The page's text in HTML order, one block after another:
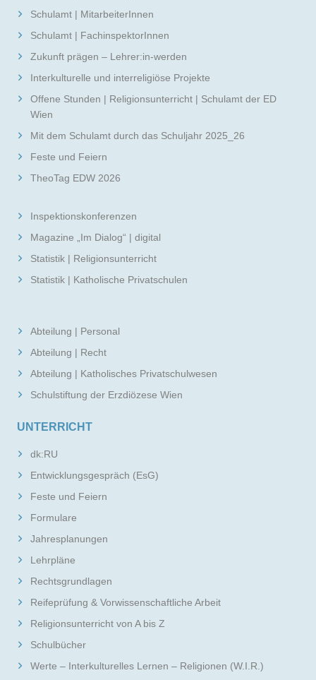
Schulamt | MitarbeiterInnen
Schulamt | FachinspektorInnen
Zukunft prägen – Lehrer:in-werden
Interkulturelle und interreligiöse Projekte
Offene Stunden | Religionsunterricht | Schulamt der ED
Wien
Mit dem Schulamt durch das Schuljahr 2025_26
Feste und Feiern
TheoTag EDW 2026
Inspektionskonferenzen
Magazine „Im Dialog“ | digital
Statistik | Religionsunterricht
Statistik | Katholische Privatschulen
Abteilung | Personal
Abteilung | Recht
Abteilung | Katholisches Privatschulwesen
Schulstiftung der Erzdiözese Wien
UNTERRICHT
dk:RU
Entwicklungsgespräch (EsG)
Feste und Feiern
Formulare
Jahresplanungen
Lehrpläne
Rechtsgrundlagen
Reifeprüfung & Vorwissenschaftliche Arbeit
Religionsunterricht von A bis Z
Schulbücher
Werte – Interkulturelles Lernen – Religionen (W.I.R.)